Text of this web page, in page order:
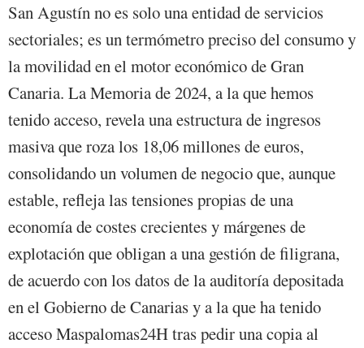
San Agustín no es solo una entidad de servicios
sectoriales; es un termómetro preciso del consumo y
la movilidad en el motor económico de Gran
Canaria. La Memoria de 2024, a la que hemos
tenido acceso, revela una estructura de ingresos
masiva que roza los 18,06 millones de euros,
consolidando un volumen de negocio que, aunque
estable, refleja las tensiones propias de una
economía de costes crecientes y márgenes de
explotación que obligan a una gestión de filigrana,
de acuerdo con los datos de la auditoría depositada
en el Gobierno de Canarias y a la que ha tenido
acceso Maspalomas24H tras pedir una copia al